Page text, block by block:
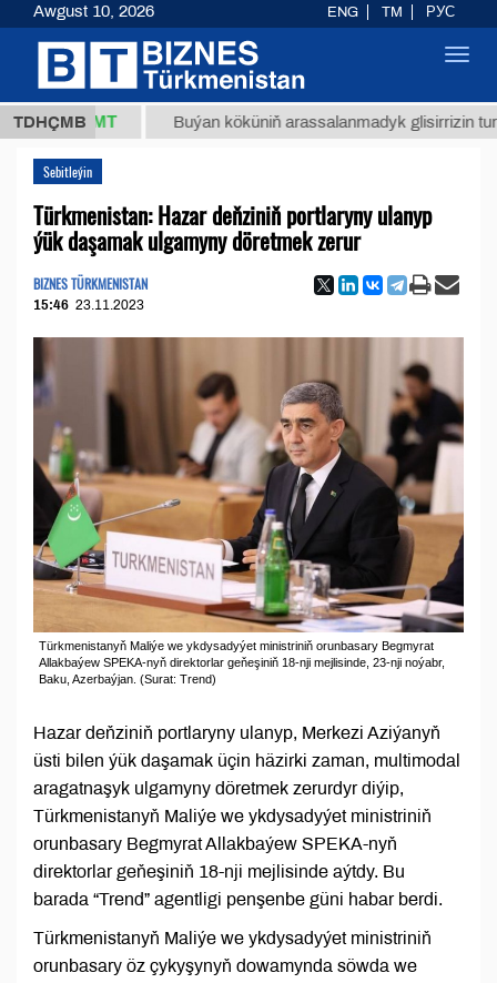
TDHÇMB
ТМТ Buýan köküniň arassalanmadyk glisirrizin turşusy
Sebitleýin
Türkmenistan: Hazar deňziniň portlaryny ulanyp
ýük daşamak ulgamyny döretmek zerur
BIZNES TÜRKMENISTAN
15:46 23.11.2023
Türkmenistanyň Maliýe we ykdysadyýet ministriniň orunbasary Begmyrat
Allakbaýew SPEKA-nyň direktorlar geňeşiniň 18-nji mejlisinde, 23-nji noýabr,
Baku, Azerbaýjan. (Surat: Trend)
Hazar deňziniň portlaryny ulanyp, Merkezi Aziýanyň
üsti bilen ýük daşamak üçin häzirki zaman, multimodal
aragatnaşyk ulgamyny döretmek zerurdyr diýip,
Türkmenistanyň Maliýe we ykdysadyýet ministriniň
orunbasary Begmyrat Allakbaýew SPEKA-nyň
direktorlar geňeşiniň 18-nji mejlisinde aýtdy. Bu
barada “Trend” agentligi penşenbe güni habar berdi.
Türkmenistanyň Maliýe we ykdysadyýet ministriniň
orunbasary öz çykyşynyň dowamynda söwda we
Awgust 10, 2026 ENG TM РУС